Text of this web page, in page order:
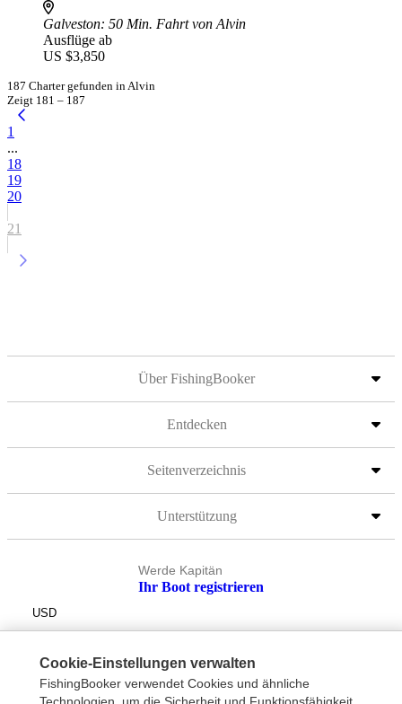
Galveston: 50 Min. Fahrt von Alvin
Ausflüge ab
US $3,850
187 Charter gefunden in Alvin
Zeigt 181 – 187
1
...
18
19
20
21
Über FishingBooker
Entdecken
Seitenverzeichnis
Unterstützung
Werde Kapitän
Ihr Boot registrieren
USD
Cookie-Einstellungen verwalten
FishingBooker verwendet Cookies und ähnliche